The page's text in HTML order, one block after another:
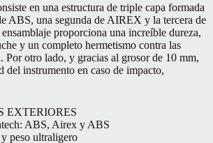
en una estructura de triple capa formada
ABS, una segunda de AIREX y la tercera de
proporciona una increíble dureza,
y un completo hermetismo contra las
Por otro lado, y gracias al grosor de 10 mm,
del instrumento en caso de impacto,
EXTERIORES
ABS, Airex y ABS
peso ultraligero